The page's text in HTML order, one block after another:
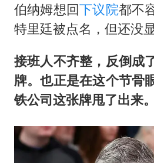
伯纳姆想回下议院都不
特里廷被点名，但还没
接班人不齐整，反倒成
牌。也正是在这个节骨
铁公司这张牌甩了出来。